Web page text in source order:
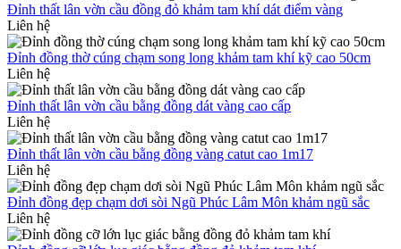
Đỉnh thất lân vờn cầu đồng đỏ khảm tam khí dát điểm vàng
Liên hệ
Đỉnh đồng thờ cúng chạm song long khảm tam khí kỹ cao 50cm
Liên hệ
Đỉnh thất lân vờn cầu bằng đồng dát vàng cao cấp
Liên hệ
Đỉnh thất lân vờn cầu bằng đồng vàng catut cao 1m17
Liên hệ
Đỉnh đồng đẹp chạm dơi sòi Ngũ Phúc Lâm Môn khảm ngũ sắc
Liên hệ